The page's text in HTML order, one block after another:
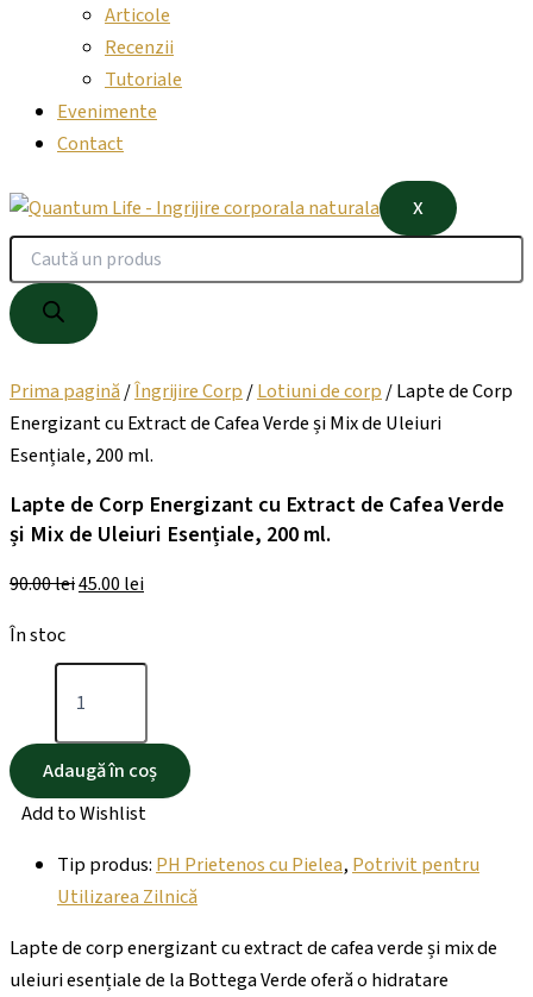
Articole
Recenzii
Tutoriale
Evenimente
Contact
X
Prima pagină /Îngrijire Corp /Lotiuni de corp / Lapte de Corp
Energizant cu Extract de Cafea Verde și Mix de Uleiuri
Esențiale, 200 ml.
Lapte de Corp Energizant cu Extract de Cafea Verde
și Mix de Uleiuri Esențiale, 200 ml.
90.00lei45.00lei
În stoc
Adaugă în coș
Add to Wishlist
Tip produs:PH Prietenos cu Pielea,Potrivit pentru
Utilizarea Zilnică
Lapte de corp energizant cu extract de cafea verde și mix de
uleiuri esențiale de la Bottega Verde oferă o hidratare